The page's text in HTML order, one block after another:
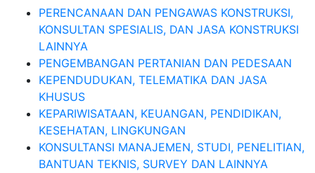
PERENCANAAN DAN PENGAWAS KONSTRUKSI,
KONSULTAN SPESIALIS, DAN JASA KONSTRUKSI
LAINNYA
PENGEMBANGAN PERTANIAN DAN PEDESAAN
KEPENDUDUKAN, TELEMATIKA DAN JASA
KHUSUS
KEPARIWISATAAN, KEUANGAN, PENDIDIKAN,
KESEHATAN, LINGKUNGAN
KONSULTANSI MANAJEMEN, STUDI, PENELITIAN,
BANTUAN TEKNIS, SURVEY DAN LAINNYA